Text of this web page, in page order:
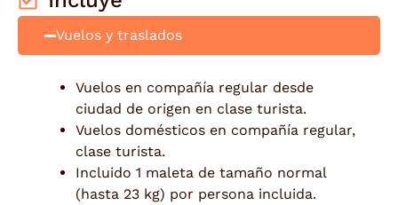
Vuelos y traslados
Vuelos en compañía regular desde
ciudad de origen en clase turista.
Vuelos domésticos en compañía regular,
clase turista.
Incluido 1 maleta de tamaño normal
(hasta 23 kg) por persona incluida.